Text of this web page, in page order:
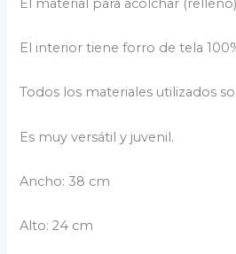
El interior tiene forro de tela
Todos los materiales utilizados
Es muy versátil y juvenil.
Ancho: 38 cm
Alto: 24 cm